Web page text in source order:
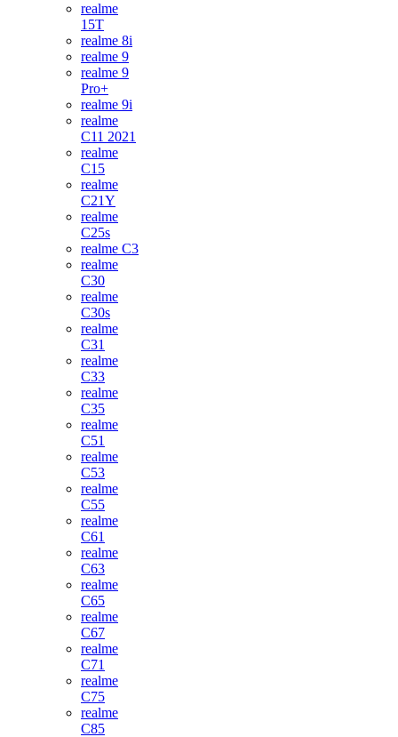
realme
15T
realme 8i
realme 9
realme 9
Pro+
realme 9i
realme
C11 2021
realme
C15
realme
C21Y
realme
C25s
realme C3
realme
C30
realme
C30s
realme
C31
realme
C33
realme
C35
realme
C51
realme
C53
realme
C55
realme
C61
realme
C63
realme
C65
realme
C67
realme
C71
realme
C75
realme
C85